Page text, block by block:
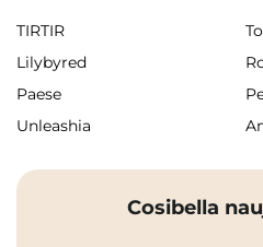
TIRTIR
Lilybyred
Paese
Unleashia
Cosibella